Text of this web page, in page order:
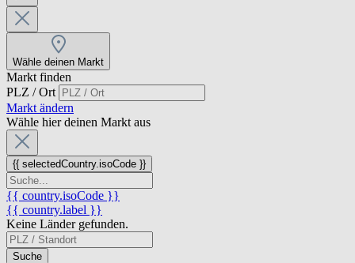
Wähle deinen Markt
Markt finden
PLZ / Ort
Markt ändern
Wähle hier deinen Markt aus
{{ selectedCountry.isoCode }}
{{ country.isoCode }}
{{ country.label }}
Keine Länder gefunden.
Suche